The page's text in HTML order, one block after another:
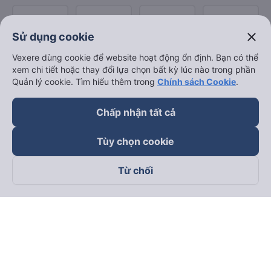
Theo dõi chúng tôi trên
Sử dụng cookie close
Vexere dùng cookie để website hoạt động ổn định. Bạn có thể
xem chi tiết hoặc thay đổi lựa chọn bất kỳ lúc nào trong phần
Quản lý cookie. Tìm hiểu thêm trong Chính sách Cookie.
Chấp nhận tất cả
Tùy chọn cookie
Từ chối